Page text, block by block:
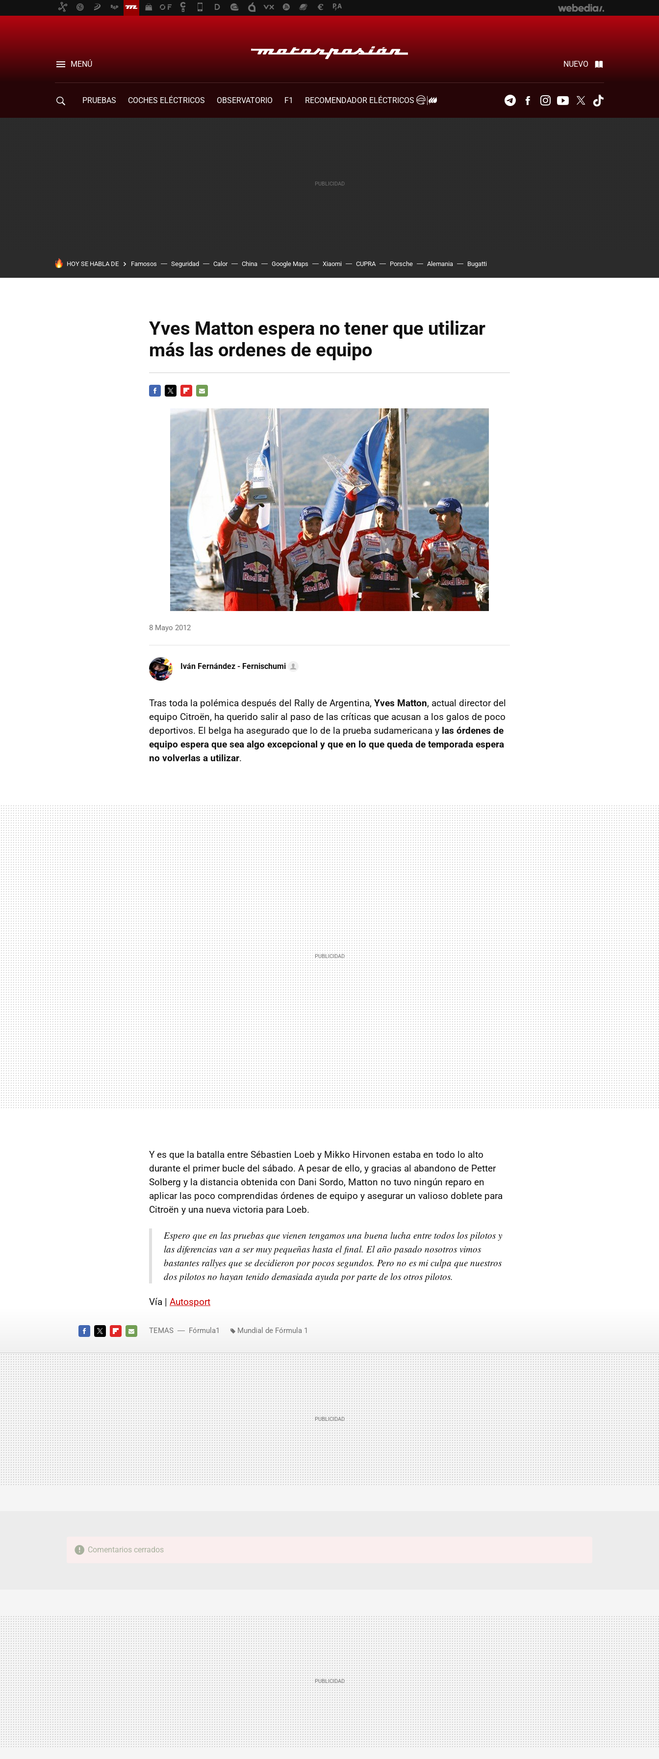
MENÚ NUEVO
PRUEBAS COCHES ELÉCTRICOS OBSERVATORIO F1
RECOMENDADOR ELÉCTRICOS
TelegramFacebookInstagramYoutubeTwitter
HOY SE HABLA DE Famosos Seguridad Calor China Google Maps Xiaomi CUPRA Porsche Alemania Bugatti
Yves Matton espera no tener que utilizar
más las ordenes de equipo
MAIL
8 Mayo 2012
Iván Fernández - Fernischumi
Tras toda la polémica después del Rally de Argentina, Yves Matton, actual director del
equipo Citroën, ha querido salir al paso de las críticas que acusan a los galos de poco
deportivos. El belga ha asegurado que lo de la prueba sudamericana y las órdenes de
equipo espera que sea algo excepcional y que en lo que queda de temporada espera
no volverlas a utilizar.
Y es que la batalla entre Sébastien Loeb y Mikko Hirvonen estaba en todo lo alto
durante el primer bucle del sábado. A pesar de ello, y gracias al abandono de Petter
Solberg y la distancia obtenida con Dani Sordo, Matton no tuvo ningún reparo en
aplicar las poco comprendidas órdenes de equipo y asegurar un valioso doblete para
Citroën y una nueva victoria para Loeb.
Espero que en las pruebas que vienen tengamos una buena lucha entre todos los pilotos y
las diferencias van a ser muy pequeñas hasta el final. El año pasado nosotros vimos
bastantes rallyes que se decidieron por pocos segundos. Pero no es mi culpa que nuestros
dos pilotos no hayan tenido demasiada ayuda por parte de los otros pilotos.
Vía | Autosport
MAIL
TEMAS Fórmula1 Mundial de Fórmula 1
Comentarios cerrados